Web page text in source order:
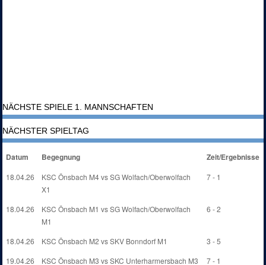
NÄCHSTE SPIELE 1. MANNSCHAFTEN
NÄCHSTER SPIELTAG
Datum Begegnung Zeit/Ergebnisse
18.04.26
KSC Önsbach M4 vs SG Wolfach/Oberwolfach
X1
7 - 1
18.04.26
KSC Önsbach M1 vs SG Wolfach/Oberwolfach
M1
6 - 2
18.04.26 KSC Önsbach M2 vs SKV Bonndorf M1
3 - 5
19.04.26
KSC Önsbach M3 vs SKC Unterharmersbach M3
7 - 1